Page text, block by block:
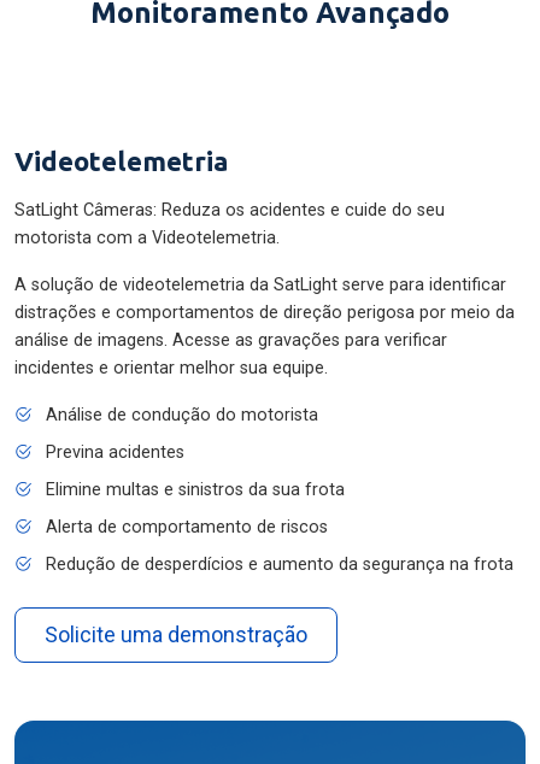
Monitoramento Avançado
Videotelemetria
SatLight Câmeras: Reduza os acidentes e cuide do seu
motorista com a Videotelemetria.
A solução de videotelemetria da SatLight serve para identificar
distrações e comportamentos de direção perigosa por meio da
análise de imagens. Acesse as gravações para verificar
incidentes e orientar melhor sua equipe.
Análise de condução do motorista
Previna acidentes
Elimine multas e sinistros da sua frota
Alerta de comportamento de riscos
Redução de desperdícios e aumento da segurança na frota
Solicite uma demonstração